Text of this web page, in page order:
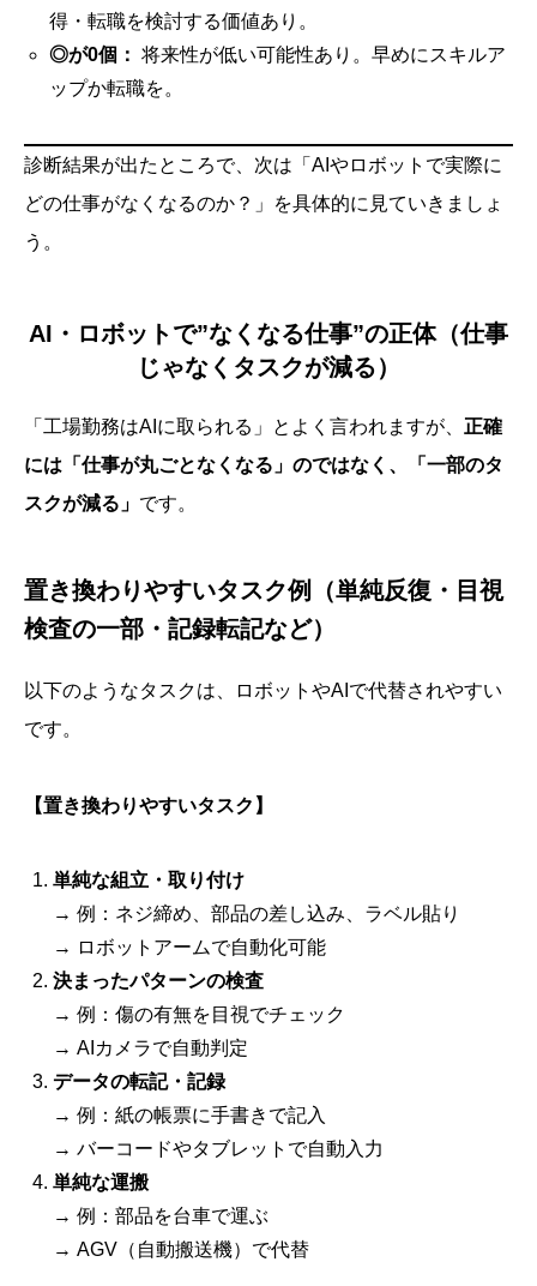
得・転職を検討する価値あり。
◎が0個： 将来性が低い可能性あり。早めにスキルア
ップか転職を。
診断結果が出たところで、次は「AIやロボットで実際に
どの仕事がなくなるのか？」を具体的に見ていきましょ
う。
AI・ロボットで”なくなる仕事”の正体（仕事
じゃなくタスクが減る）
「工場勤務はAIに取られる」とよく言われますが、 正確
には「仕事が丸ごとなくなる」のではなく、「一部のタ
スクが減る」 です。
置き換わりやすいタスク例（単純反復・目視
検査の一部・記録転記など）
以下のようなタスクは、ロボットやAIで代替されやすい
です。
【置き換わりやすいタスク】
単純な組立・取り付け
→ 例：ネジ締め、部品の差し込み、ラベル貼り
→ ロボットアームで自動化可能
決まったパターンの検査
→ 例：傷の有無を目視でチェック
→ AIカメラで自動判定
データの転記・記録
→ 例：紙の帳票に手書きで記入
→ バーコードやタブレットで自動入力
単純な運搬
→ 例：部品を台車で運ぶ
→ AGV（自動搬送機）で代替